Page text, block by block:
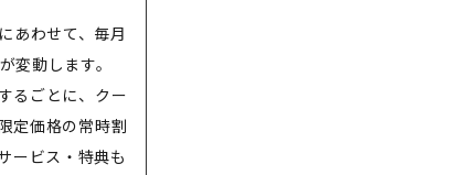
あわせて、毎月
変動します。
るごとに、クー
定価格の常時割
ービス・特典も